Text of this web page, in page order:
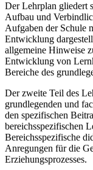
Der Lehrplan gliedert
Aufbau und
Aufgaben der Schule
Entwicklung
allgemeine Hinweise
Entwicklung von
Bereiche des
Der zweite Teil des
grundlegenden und
den spezifischen
bereichsspezifischen
Bereichsspezifische
Anregungen für die
Erziehungsprozesses.